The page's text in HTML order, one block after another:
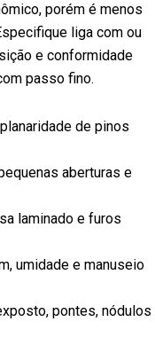
porém é menos
liga com ou
e conformidade
passo fino.
de pinos
aberturas e
laminado e furos
umidade e manuseio
pontes, nódulos